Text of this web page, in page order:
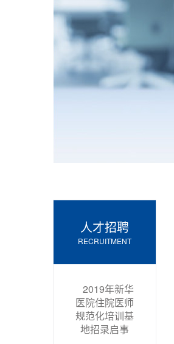
人才招聘
RECRUITMENT
2019年新华
医院住院医师
规范化培训基
地招录启事